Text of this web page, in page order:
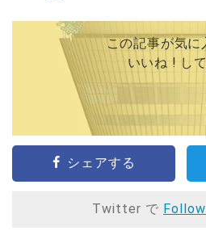
この記事が気に
いいね ! し
シェアする
Twitter で